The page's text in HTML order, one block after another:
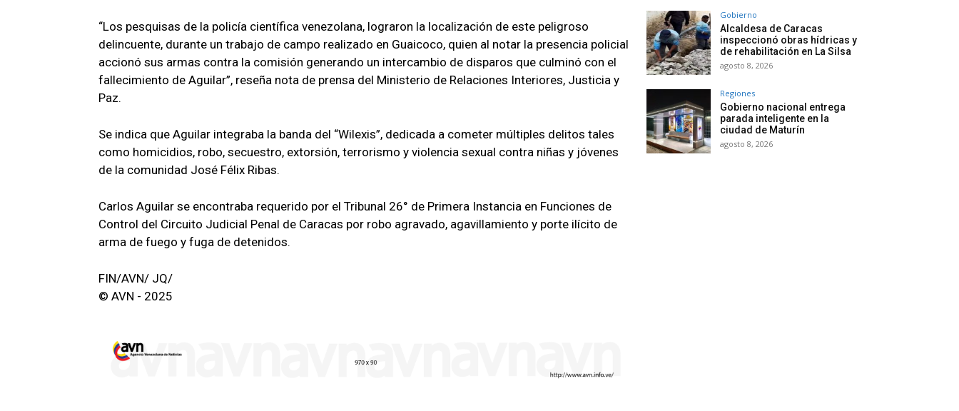
“Los pesquisas de la policía científica venezolana, lograron la localización de este peligroso
delincuente, durante un trabajo de campo realizado en Guaicoco, quien al notar la presencia policial
accionó sus armas contra la comisión generando un intercambio de disparos que culminó con el
fallecimiento de Aguilar”, reseña nota de prensa del Ministerio de Relaciones Interiores, Justicia y
Paz.
Se indica que Aguilar integraba la banda del “Wilexis”, dedicada a cometer múltiples delitos tales
como homicidios, robo, secuestro, extorsión, terrorismo y violencia sexual contra niñas y jóvenes
de la comunidad José Félix Ribas.
Carlos Aguilar se encontraba requerido por el Tribunal 26° de Primera Instancia en Funciones de
Control del Circuito Judicial Penal de Caracas por robo agravado, agavillamiento y porte ilícito de
arma de fuego y fuga de detenidos.
FIN/AVN/ JQ/
© AVN - 2025
Gobierno
Alcaldesa de Caracas
inspeccionó obras hídricas y
de rehabilitación en La Silsa
agosto 8, 2026
Regiones
Gobierno nacional entrega
parada inteligente en la
ciudad de Maturín
agosto 8, 2026